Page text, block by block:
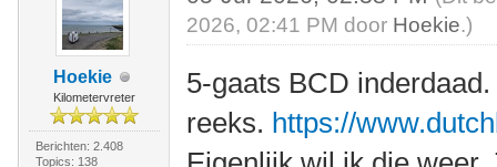
Hoekie
Kilometervreter
Berichten: 2.408
Topics: 138
2026, 02:41 PM door Hoekie.)
5-gaats BCD
reeks. https://